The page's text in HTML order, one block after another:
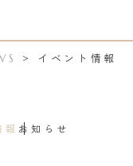
> イベント情報
報 お知らせ